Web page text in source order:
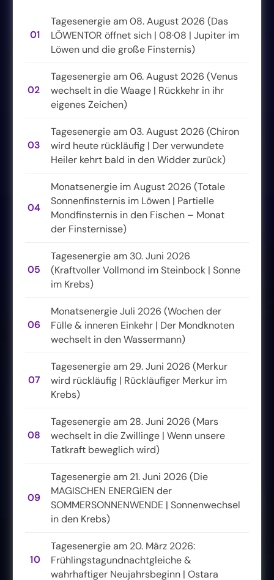
01
Tagesenergie am 08. August 2026 (Das
LÖWENTOR öffnet sich | 08·08 | Jupiter im
Löwen und die große Finsternis)
02
Tagesenergie am 06. August 2026 (Venus
wechselt in die Waage | Rückkehr in ihr
eigenes Zeichen)
03
Tagesenergie am 03. August 2026 (Chiron
wird heute rückläufig | Der verwundete
Heiler kehrt bald in den Widder zurück)
04
Monatsenergie im August 2026 (Totale
Sonnenfinsternis im Löwen | Partielle
Mondfinsternis in den Fischen – Monat
der Finsternisse)
05
Tagesenergie am 30. Juni 2026
(Kraftvoller Vollmond im Steinbock | Sonne
im Krebs)
06
Monatsenergie Juli 2026 (Wochen der
Fülle & inneren Einkehr | Der Mondknoten
wechselt in den Wassermann)
07
Tagesenergie am 29. Juni 2026 (Merkur
wird rückläufig | Rückläufiger Merkur im
Krebs)
08
Tagesenergie am 28. Juni 2026 (Mars
wechselt in die Zwillinge | Wenn unsere
Tatkraft beweglich wird)
09
Tagesenergie am 21. Juni 2026 (Die
MAGISCHEN ENERGIEN der
SOMMERSONNENWENDE | Sonnenwechsel
in den Krebs)
10
Tagesenergie am 20. März 2026:
Frühlingstagundnachtgleiche &
wahrhaftiger Neujahrsbeginn | Ostara